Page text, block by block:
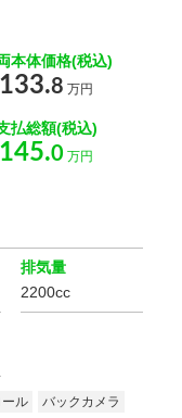
ライト
バッグ
トカメラ
本体価格(税込)
133.8 万円
払総額(税込)
145.0 万円
排気量
2200cc
ル
バックカメラ